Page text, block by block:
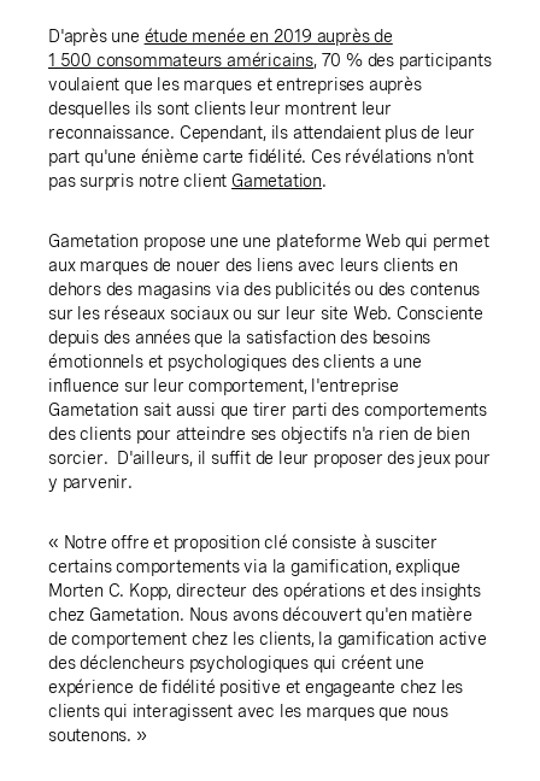
D'après une étude menée en 2019 auprès de
1 500 consommateurs américains, 70 % des participants
voulaient que les marques et entreprises auprès
desquelles ils sont clients leur montrent leur
reconnaissance. Cependant, ils attendaient plus de leur
part qu'une énième carte fidélité. Ces révélations n'ont
pas surpris notre clientGametation.
Gametation propose une une plateforme Web qui permet
aux marques de nouer des liens avec leurs clients en
dehors des magasins via des publicités ou des contenus
sur les réseaux sociaux ou sur leur site Web. Consciente
depuis des années que la satisfaction des besoins
émotionnels et psychologiques des clients a une
influence sur leur comportement, l'entreprise
Gametation sait aussi que tirer parti des comportements
des clients pour atteindre ses objectifs n'a rien de bien
sorcier. D'ailleurs, il suffit de leur proposer des jeux pour
y parvenir.
« Notre offre et proposition clé consiste à susciter
certains comportements via la gamification, explique
Morten C. Kopp, directeur des opérations et des insights
chez Gametation. Nous avons découvert qu'en matière
de comportement chez les clients, la gamification active
des déclencheurs psychologiques qui créent une
expérience de fidélité positive et engageante chez les
clients qui interagissent avec les marques que nous
soutenons. »